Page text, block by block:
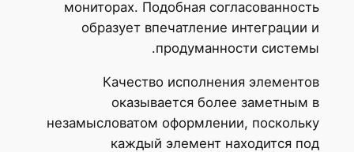
мониторах. Подобная согласованность
образует впечатление интеграции и
продуманности системы.
Качество исполнения элементов
оказывается более заметным в
незамысловатом оформлении, поскольку
каждый элемент находится под